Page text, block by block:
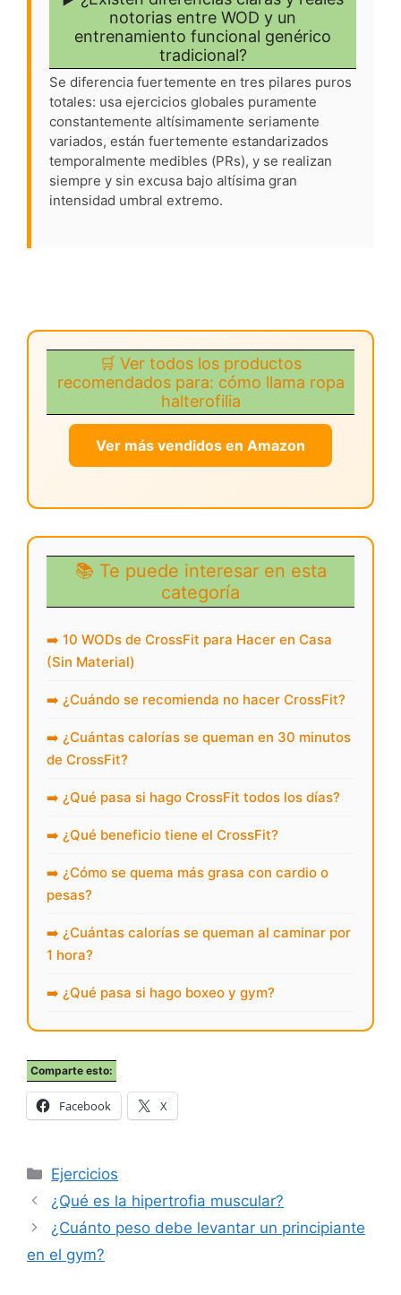
notorias entre WOD y un
entrenamiento funcional genérico
tradicional?
Se diferencia fuertemente en tres pilares puros
totales: usa ejercicios globales puramente
constantemente altísimamente seriamente
variados, están fuertemente estandarizados
temporalmente medibles (PRs), y se realizan
siempre y sin excusa bajo altísima gran
intensidad umbral extremo.
🛒 Ver todos los productos
recomendados para: cómo llama ropa
halterofilia
Ver más vendidos en Amazon
📚 Te puede interesar en esta
categoría
➡️ 10 WODs de CrossFit para Hacer en Casa
(Sin Material)
➡️ ¿Cuándo se recomienda no hacer CrossFit?
➡️ ¿Cuántas calorías se queman en 30 minutos
de CrossFit?
➡️ ¿Qué pasa si hago CrossFit todos los días?
➡️ ¿Qué beneficio tiene el CrossFit?
➡️ ¿Cómo se quema más grasa con cardio o
pesas?
➡️ ¿Cuántas calorías se queman al caminar por
1 hora?
➡️ ¿Qué pasa si hago boxeo y gym?
Comparte esto:
Facebook X
Categorías
Ejercicios
¿Qué es la hipertrofia muscular?
¿Cuánto peso debe levantar un principiante
en el gym?